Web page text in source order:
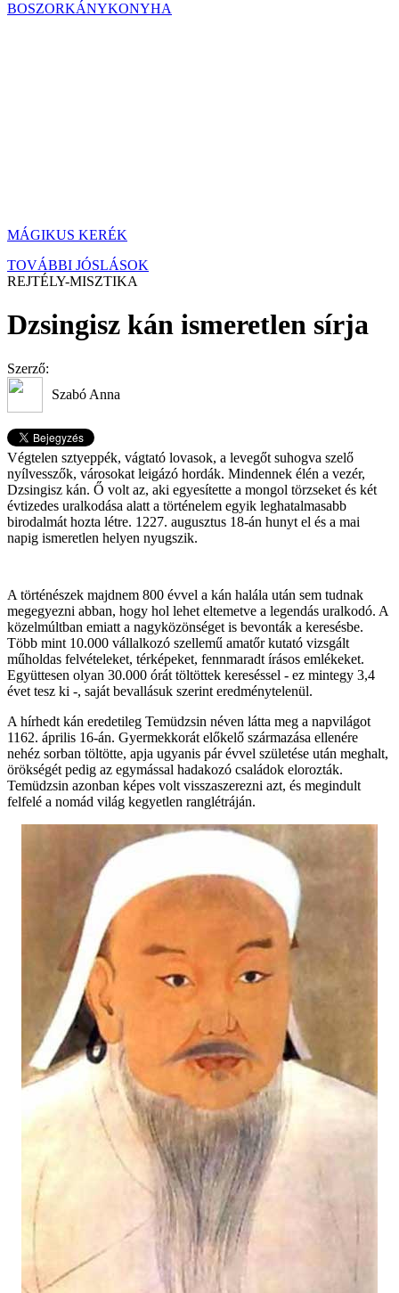
BOSZORKÁNYKONYHA
MÁGIKUS KERÉK
TOVÁBBI JÓSLÁSOK
REJTÉLY-MISZTIKA
Dzsingisz kán ismeretlen sírja
Szerző:
Szabó Anna
Végtelen sztyeppék, vágtató lovasok, a levegőt suhogva szelő
nyílvesszők, városokat leigázó hordák. Mindennek élén a vezér,
Dzsingisz kán. Ő volt az, aki egyesítette a mongol törzseket és két
évtizedes uralkodása alatt a történelem egyik leghatalmasabb
birodalmát hozta létre. 1227. augusztus 18-án hunyt el és a mai
napig ismeretlen helyen nyugszik.
A történészek majdnem 800 évvel a kán halála után sem tudnak
megegyezni abban, hogy hol lehet eltemetve a legendás uralkodó. A
közelmúltban emiatt a nagyközönséget is bevonták a keresésbe.
Több mint 10.000 vállalkozó szellemű amatőr kutató vizsgált
műholdas felvételeket, térképeket, fennmaradt írásos emlékeket.
Együttesen olyan 30.000 órát töltöttek kereséssel - ez mintegy 3,4
évet tesz ki -, saját bevallásuk szerint eredménytelenül.
A hírhedt kán eredetileg Temüdzsin néven látta meg a napvilágot
1162. április 16-án. Gyermekkorát előkelő származása ellenére
nehéz sorban töltötte, apja ugyanis pár évvel születése után meghalt,
örökségét pedig az egymással hadakozó családok elorozták.
Temüdzsin azonban képes volt visszaszerezni azt, és megindult
felfelé a nomád világ kegyetlen ranglétráján.